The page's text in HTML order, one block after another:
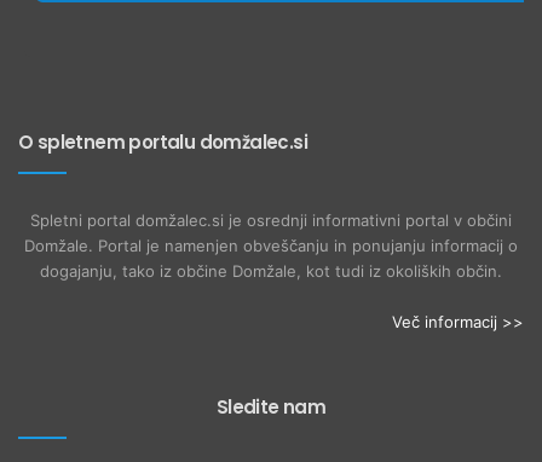
O spletnem portalu domžalec.si
Spletni portal domžalec.si je osrednji informativni portal v občini
Domžale. Portal je namenjen obveščanju in ponujanju informacij o
dogajanju, tako iz občine Domžale, kot tudi iz okoliških občin.
Več informacij >>
Sledite nam